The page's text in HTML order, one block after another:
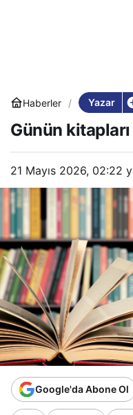
Haberler Yazar
Günün kitapları
21 Mayıs 2026, 02:22
Google'da Abone Ol